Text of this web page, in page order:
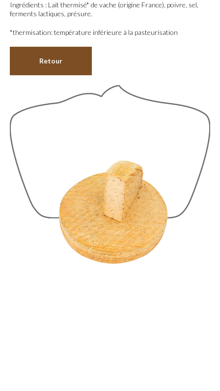
Ingrédients : Lait thermisé* de vache (origine France), poivre, sel,
ferments lactiques, présure.
*thermisation: température inférieure à la pasteurisation
Retour